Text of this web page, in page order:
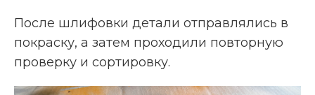
После шлифовки детали отправлялись в
покраску, а затем проходили повторную
проверку и сортировку.